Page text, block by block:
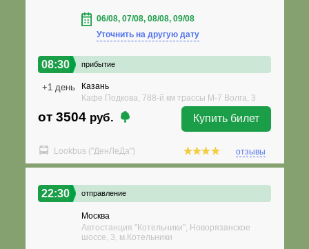
06/08, 07/08, 08/08, 09/08
Уточнить на другую дату
08:30 прибытие
+1 день
Казань
Кафе Подкова, 788-й км трассы М-7 Волга, 3
от 3504 руб. Купить билет
Lookbus ("ДенЛеДа") отзывы
22:30 отправление
Москва
Автостанция "Котельники", Новорязанское
шоссе, 3, м.Котельники